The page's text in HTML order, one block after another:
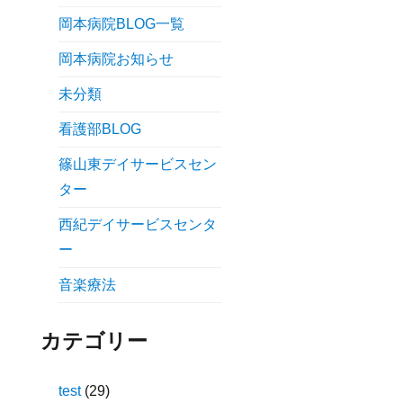
岡本病院BLOG一覧
岡本病院お知らせ
未分類
看護部BLOG
篠山東デイサービスセン
ター
西紀デイサービスセンタ
ー
音楽療法
カテゴリー
test(29)